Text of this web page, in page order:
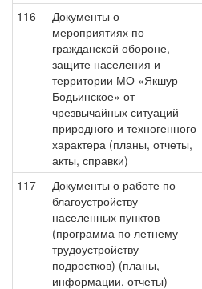
116
Документы о
мероприятиях по
гражданской обороне,
защите населения и
территории МО «Якшур-
Бодьинское» от
чрезвычайных ситуаций
природного и техногенного
характера (планы, отчеты,
акты, справки)
117
Документы о работе по
благоустройству
населенных пунктов
(программа по летнему
трудоустройству
подростков) (планы,
информации, отчеты)